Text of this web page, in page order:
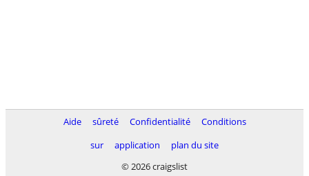
Aide sûreté Confidentialité
Conditions
sur
application
plan du site
© 2026 craigslist